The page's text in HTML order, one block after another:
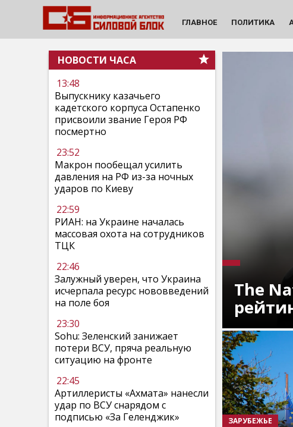
ГЛАВНОЕ ПОЛИТИКА
НОВОСТИ ЧАСА
13:48
Выпускнику казачьего
кадетского корпуса Остапенко
присвоили звание Героя РФ
посмертно
23:52
Макрон пообещал усилить
давления на РФ из-за ночных
ударов по Киеву
22:59
РИАН: на Украине началась
массовая охота на сотрудников
ТЦК
22:46
Залужный уверен, что Украина
исчерпала ресурс нововведений
на поле боя
23:30
Sohu: Зеленский занижает
потери ВСУ, пряча реальную
ситуацию на фронте
22:45
Артиллеристы «Ахмата» нанесли
удар по ВСУ снарядом с
подписью «За Геленджик»
The
ЗАРУБЕЖЬЕ